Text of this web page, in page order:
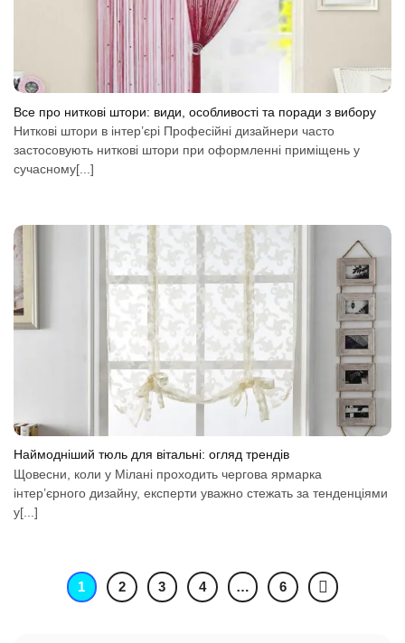
Все про ниткові штори: види, особливості та поради з вибору
Ниткові штори в інтер’єрі Професійні дизайнери часто
застосовують ниткові штори при оформленні приміщень у
сучасному[...]
Наймодніший тюль для вітальні: огляд трендів
Щовесни, коли у Мілані проходить чергова ярмарка
інтер’єрного дизайну, експерти уважно стежать за тенденціями
у[...]
1 2 3 4 … 6